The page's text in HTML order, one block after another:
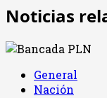
Noticias
General
Nación